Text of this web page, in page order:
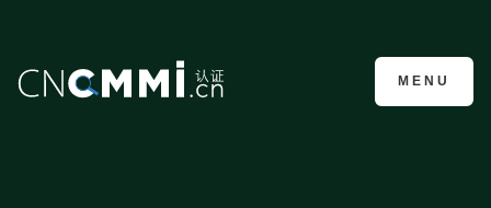
CMMI认证咨询
MENU